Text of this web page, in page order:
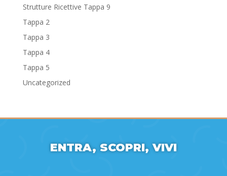
Strutture Ricettive Tappa 9
Tappa 2
Tappa 3
Tappa 4
Tappa 5
Uncategorized
ENTRA, SCOPRI, VIVI